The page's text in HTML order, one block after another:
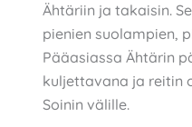
Ähtäriin ja takaisin.
pienien suolampien,
Pääasiassa Ähtärin
kuljettavana ja reitin
Soinin välille.